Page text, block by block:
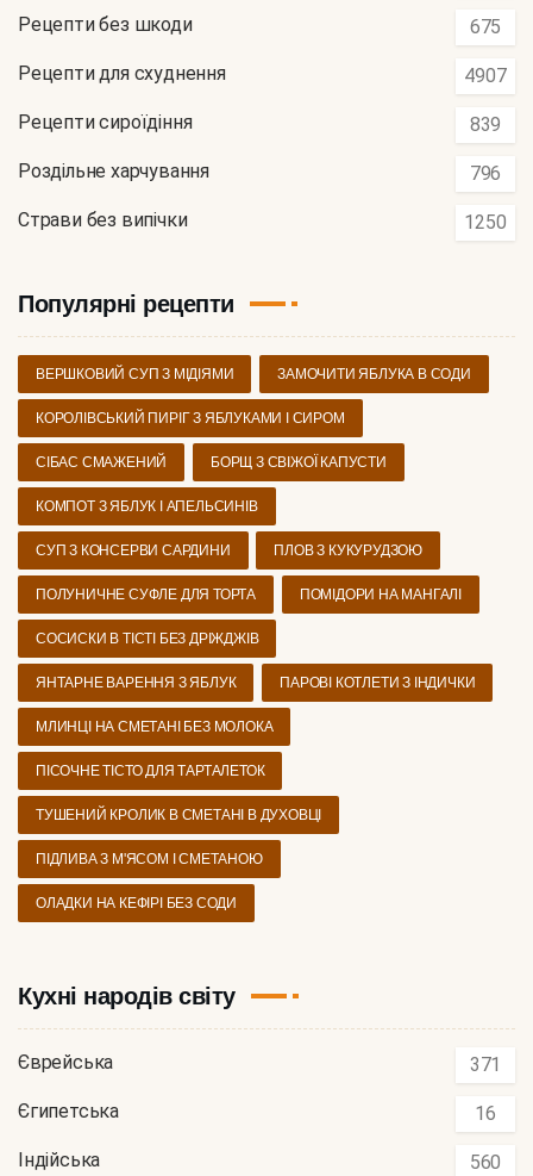
Рецепти без шкоди 675
Рецепти для схуднення 4907
Рецепти сироїдіння 839
Роздільне харчування 796
Страви без випічки 1250
Популярні рецепти
ВЕРШКОВИЙ СУП З МІДІЯМИ ЗАМОЧИТИ ЯБЛУКА В СОДИ
КОРОЛІВСЬКИЙ ПИРІГ З ЯБЛУКАМИ І СИРОМ
СІБАС СМАЖЕНИЙ БОРЩ З СВІЖОЇ КАПУСТИ
КОМПОТ З ЯБЛУК І АПЕЛЬСИНІВ
СУП З КОНСЕРВИ САРДИНИ ПЛОВ З КУКУРУДЗОЮ
ПОЛУНИЧНЕ СУФЛЕ ДЛЯ ТОРТА ПОМІДОРИ НА МАНГАЛІ
СОСИСКИ В ТІСТІ БЕЗ ДРІЖДЖІВ
ЯНТАРНЕ ВАРЕННЯ З ЯБЛУК ПАРОВІ КОТЛЕТИ З ІНДИЧКИ
МЛИНЦІ НА СМЕТАНІ БЕЗ МОЛОКА
ПІСОЧНЕ ТІСТО ДЛЯ ТАРТАЛЕТОК
ТУШЕНИЙ КРОЛИК В СМЕТАНІ В ДУХОВЦІ
ПІДЛИВА З М'ЯСОМ І СМЕТАНОЮ
ОЛАДКИ НА КЕФІРІ БЕЗ СОДИ
Кухні народів світу
Єврейська 371
Єгипетська 16
Індійська 560